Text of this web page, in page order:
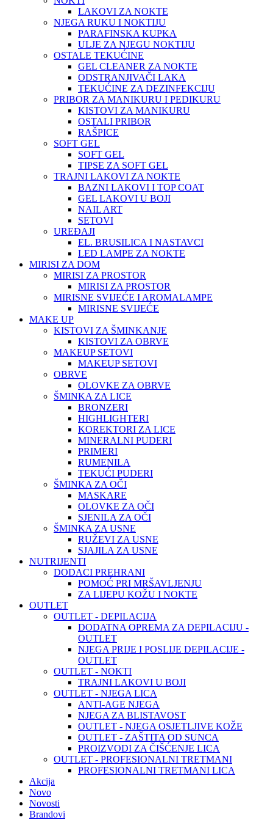
LAKOVI ZA NOKTE
NJEGA RUKU I NOKTIJU
PARAFINSKA KUPKA
ULJE ZA NJEGU NOKTIJU
OSTALE TEKUĆINE
GEL CLEANER ZA NOKTE
ODSTRANJIVAČI LAKA
TEKUĆINE ZA DEZINFEKCIJU
PRIBOR ZA MANIKURU I PEDIKURU
KISTOVI ZA MANIKURU
OSTALI PRIBOR
RAŠPICE
SOFT GEL
SOFT GEL
TIPSE ZA SOFT GEL
TRAJNI LAKOVI ZA NOKTE
BAZNI LAKOVI I TOP COAT
GEL LAKOVI U BOJI
NAIL ART
SETOVI
UREĐAJI
EL. BRUSILICA I NASTAVCI
LED LAMPE ZA NOKTE
MIRISI ZA DOM
MIRISI ZA PROSTOR
MIRISI ZA PROSTOR
MIRISNE SVIJEĆE I AROMALAMPE
MIRISNE SVIJEĆE
MAKE UP
KISTOVI ZA ŠMINKANJE
KISTOVI ZA OBRVE
MAKEUP SETOVI
MAKEUP SETOVI
OBRVE
OLOVKE ZA OBRVE
ŠMINKA ZA LICE
BRONZERI
HIGHLIGHTERI
KOREKTORI ZA LICE
MINERALNI PUDERI
PRIMERI
RUMENILA
TEKUĆI PUDERI
ŠMINKA ZA OČI
MASKARE
OLOVKE ZA OČI
SJENILA ZA OČI
ŠMINKA ZA USNE
RUŽEVI ZA USNE
SJAJILA ZA USNE
NUTRIJENTI
DODACI PREHRANI
POMOĆ PRI MRŠAVLJENJU
ZA LIJEPU KOŽU I NOKTE
OUTLET
OUTLET - DEPILACIJA
DODATNA OPREMA ZA DEPILACIJU -
OUTLET
NJEGA PRIJE I POSLIJE DEPILACIJE -
OUTLET
OUTLET - NOKTI
TRAJNI LAKOVI U BOJI
OUTLET - NJEGA LICA
ANTI-AGE NJEGA
NJEGA ZA BLISTAVOST
OUTLET - NJEGA OSJETLJIVE KOŽE
OUTLET - ZAŠTITA OD SUNCA
PROIZVODI ZA ČIŠĆENJE LICA
OUTLET - PROFESIONALNI TRETMANI
PROFESIONALNI TRETMANI LICA
Akcija
Novo
Novosti
Brandovi